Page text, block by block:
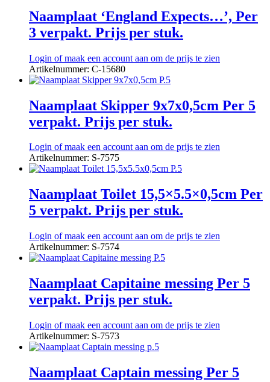
Naamplaat ‘England Expects…’, Per
3 verpakt. Prijs per stuk.
Login of maak een account aan om de prijs te zien
Artikelnummer: C-15680
Naamplaat Skipper 9x7x0,5cm Per 5
verpakt. Prijs per stuk.
Login of maak een account aan om de prijs te zien
Artikelnummer: S-7575
Naamplaat Toilet 15,5×5.5×0,5cm Per
5 verpakt. Prijs per stuk.
Login of maak een account aan om de prijs te zien
Artikelnummer: S-7574
Naamplaat Capitaine messing Per 5
verpakt. Prijs per stuk.
Login of maak een account aan om de prijs te zien
Artikelnummer: S-7573
Naamplaat Captain messing Per 5